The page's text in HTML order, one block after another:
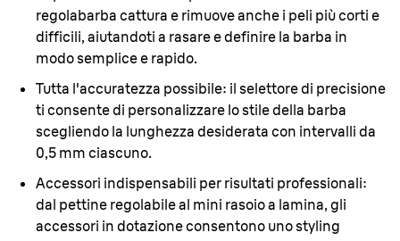
regolabarba cattura e rimuove anche i peli più corti e
difficili, aiutandoti a rasare e definire la barba in
modo semplice e rapido.
Tutta l'accuratezza possibile: il selettore di precisione
ti consente di personalizzare lo stile della barba
scegliendo la lunghezza desiderata con intervalli da
0,5 mm ciascuno.
Accessori indispensabili per risultati professionali:
dal pettine regolabile al mini rasoio a lamina, gli
accessori in dotazione consentono uno styling